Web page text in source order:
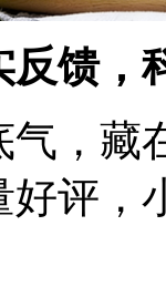
反馈，
藏
评，